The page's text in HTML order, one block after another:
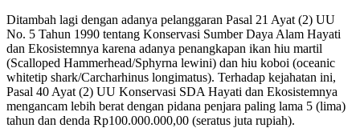
Ditambah lagi dengan adanya pelanggaran Pasal 21 Ayat (2) UU
No. 5 Tahun 1990 tentang Konservasi Sumber Daya Alam Hayati
dan Ekosistemnya karena adanya penangkapan ikan hiu martil
(Scalloped Hammerhead/Sphyrna lewini) dan hiu koboi (oceanic
whitetip shark/Carcharhinus longimatus). Terhadap kejahatan ini,
Pasal 40 Ayat (2) UU Konservasi SDA Hayati dan Ekosistemnya
mengancam lebih berat dengan pidana penjara paling lama 5 (lima)
tahun dan denda Rp100.000.000,00 (seratus juta rupiah).